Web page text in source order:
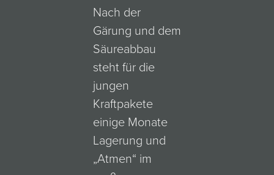
Nach der
Gärung und dem
Säureabbau
steht für die
jungen
Kraftpakete
einige Monate
Lagerung und
„Atmen“ im